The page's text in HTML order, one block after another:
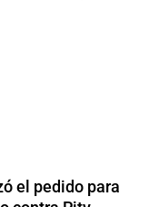
el pedido para